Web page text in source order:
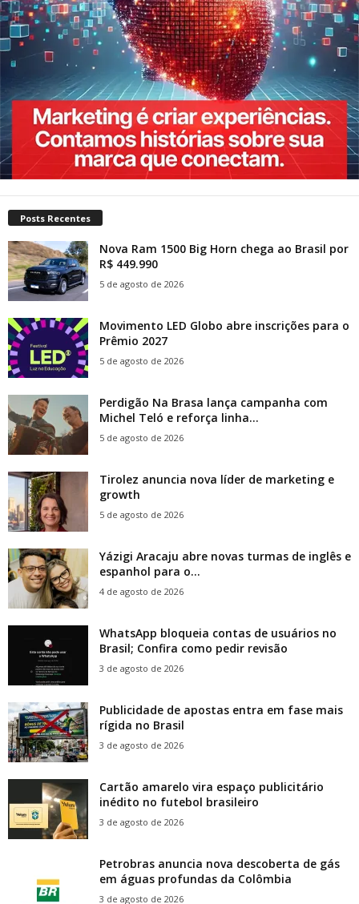
Posts Recentes
Nova Ram 1500 Big Horn chega ao Brasil por
R$ 449.990
5 de agosto de 2026
Movimento LED Globo abre inscrições para o
Prêmio 2027
5 de agosto de 2026
Perdigão Na Brasa lança campanha com
Michel Teló e reforça linha...
5 de agosto de 2026
Tirolez anuncia nova líder de marketing e
growth
5 de agosto de 2026
Yázigi Aracaju abre novas turmas de inglês e
espanhol para o...
4 de agosto de 2026
WhatsApp bloqueia contas de usuários no
Brasil; Confira como pedir revisão
3 de agosto de 2026
Publicidade de apostas entra em fase mais
rígida no Brasil
3 de agosto de 2026
Cartão amarelo vira espaço publicitário
inédito no futebol brasileiro
3 de agosto de 2026
Petrobras anuncia nova descoberta de gás
em águas profundas da Colômbia
3 de agosto de 2026